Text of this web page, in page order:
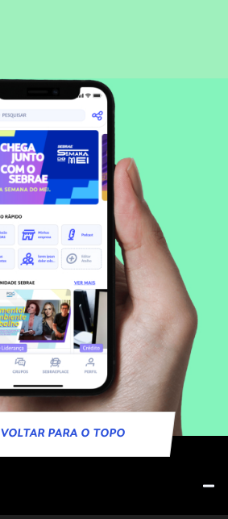
VOLTAR PARA O TOPO